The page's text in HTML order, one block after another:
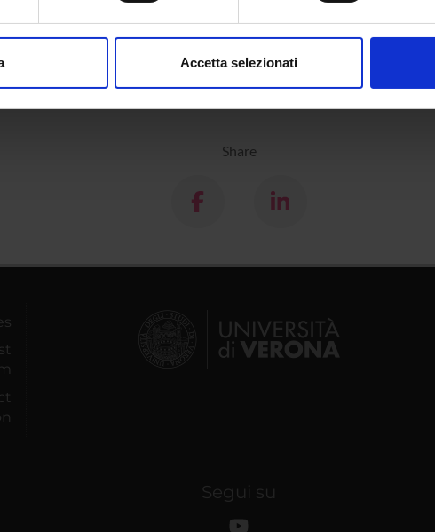
consenso in qualsiasi momento dalla Dichiarazione sui cookie.
Accetta selezionati
Share
Segui su